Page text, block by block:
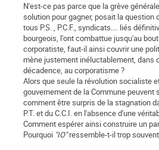
N'est-ce pas parce que la grève
solution pour gagner, posait la question
tous P.S. , P.C.F., syndicats.... liés
bourgeois, l'ont combattue jusqu'au
corporatiste, faut-il ainsi couvrir une
mène justement inéluctablement, dans
décadence, au corporatisme ?
Alors que seule la révolution socialiste
gouvernement de la Commune peuvent
comment être surpris de la stagnation
P.T. et du C.C.I. en l'absence d'une
Comment espérer ainsi construire un
Pourquoi "IO"ressemble-t-il trop